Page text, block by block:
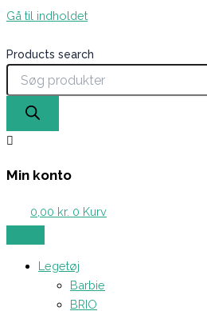
Gå til indholdet
Products search
Min konto
0,00 kr. 0 Kurv
Legetøj
Barbie
BRIO